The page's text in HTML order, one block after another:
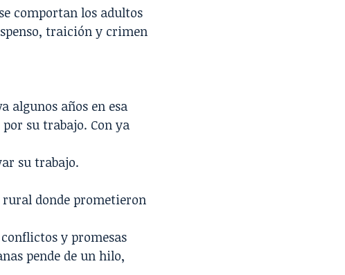
comportan los adultos
traición y crimen
algunos años en esa
su trabajo. Con ya
su trabajo.
rural donde prometieron
y promesas
pende de un hilo,